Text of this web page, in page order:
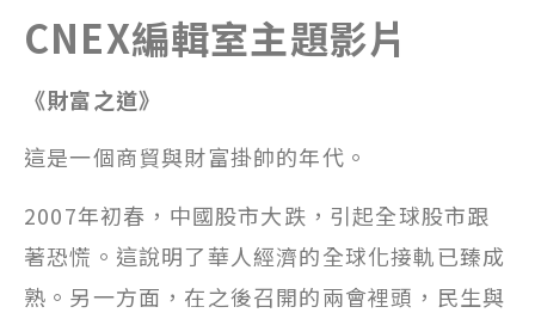
CNEX編輯室主題影片
《財富之道》
這是一個商貿與財富掛帥的年代。
2007年初春，中國股市大跌，引起全球股市跟
著恐慌。這說明了華人經濟的全球化接軌已臻成
熟。另一方面，在之後召開的兩會裡頭，民生與